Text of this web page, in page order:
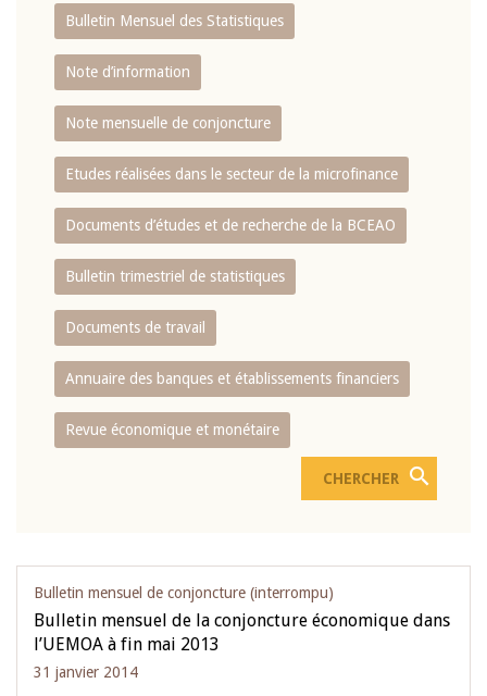
Bulletin Mensuel des Statistiques
Note d’information
Note mensuelle de conjoncture
Etudes réalisées dans le secteur de la microfinance
Documents d’études et de recherche de la BCEAO
Bulletin trimestriel de statistiques
Documents de travail
Annuaire des banques et établissements financiers
Revue économique et monétaire
Bulletin mensuel de conjoncture (interrompu)
Bulletin mensuel de la conjoncture économique dans
l’UEMOA à fin mai 2013
31 janvier 2014